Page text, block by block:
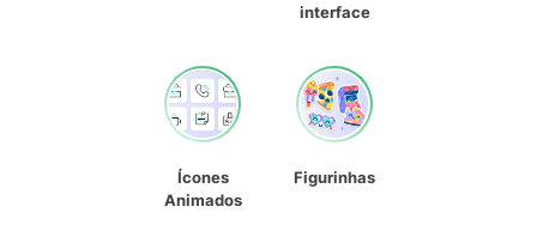
interface
Ícones
Animados
Figurinhas